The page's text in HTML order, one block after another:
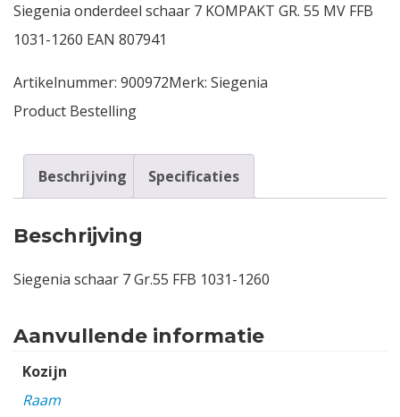
Contact
Vacatures
Siegenia onderdeel schaar 7 KOMPAKT GR. 55 MV FFB
1031-1260 EAN 807941
Artikelnummer: 900972Merk: Siegenia
Product Bestelling
Beschrijving Specificaties
Beschrijving
Siegenia schaar 7 Gr.55 FFB 1031-1260
Aanvullende informatie
Kozijn
Raam